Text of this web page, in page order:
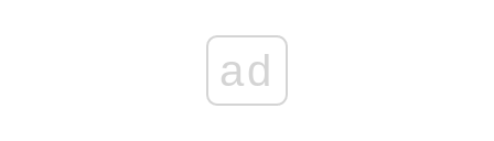
ad